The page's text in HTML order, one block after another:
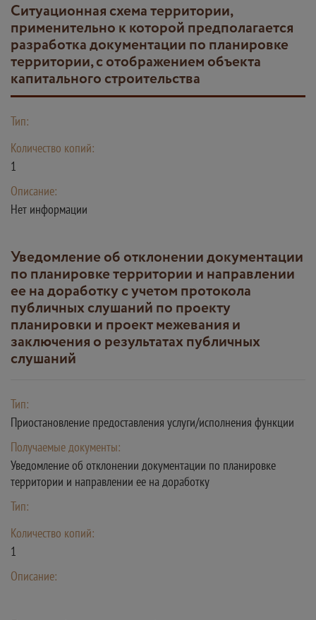
Ситуационная схема территории,
применительно к которой предполагается
разработка документации по планировке
территории, с отображением объекта
капитального строительства
Тип:
Количество копий:
1
Описание:
Нет информации
Уведомление об отклонении документации
по планировке территории и направлении
ее на доработку с учетом протокола
публичных слушаний по проекту
планировки и проект межевания и
заключения о результатах публичных
слушаний
Тип:
Приостановление предоставления услуги/исполнения функции
Получаемые документы:
Уведомление об отклонении документации по планировке
территории и направлении ее на доработку
Тип:
Количество копий:
1
Описание: